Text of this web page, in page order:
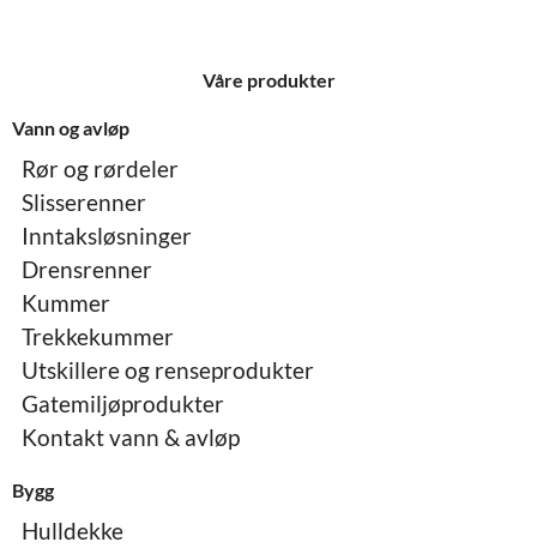
Våre produkter
Vann og avløp
Rør og rørdeler
Slisserenner
Inntaksløsninger
Drensrenner
Kummer
Trekkekummer
Utskillere og renseprodukter
Gatemiljøprodukter
Kontakt vann & avløp
Bygg
Hulldekke